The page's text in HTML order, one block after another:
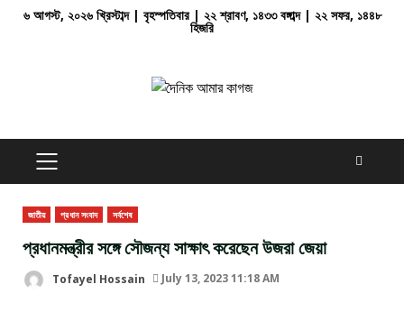
Skip৬ আগস্ট, ২০২৬ খ্রিস্টাব্দ | বৃহস্পতিবার | ২২ শ্রাবণ, ১৪৩৩ বঙ্গাব্দ | ২২ সফর, ১৪৪৮
হিজরি
PRIMARY
MENU
জাতীয় প্রধান সংবাদ সর্বশেষ
প্রধানমন্ত্রীর সঙ্গে সৌজন্য সাক্ষাৎ করেছেন উজরা জেয়া
Tofayel Hossain July 13, 2023 11:18 AM